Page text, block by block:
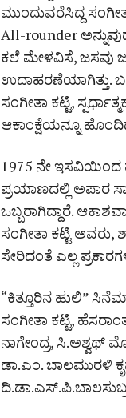
ಮುಂದುವರೆಸಿದ್ದ
All-rounder
ಕಲೆ ಮೇಳವಿಸೆ, ಜಸವು
ಉದಾಹರಣೆಯಾಗಿತ್ತು.
ಸಂಗೀತಾ ಕಟ್ಟಿ,
ಆಕಾಂಕ್ಷೆಯನ್ನೂ
1975 ನೇ ಇಸವಿಯಿಂದ
ಪ್ರಯಾಣದಲ್ಲಿ ಅಪಾರ
ಒಬ್ಬರಾಗಿದ್ದಾರೆ.
ಸಂಗೀತಾ ಕಟ್ಟಿ ಅವರು,
ಸೇರಿದಂತೆ ಎಲ್ಲ
“ಕಿತ್ತೂರಿನ ಹುಲಿ”
ಸಂಗೀತಾ ಕಟ್ಟಿ,
ನಾಗೇಂದ್ರ, ಸಿ.ಅಶ್ವಥ್
ಡಾ.ಎಂ. ಬಾಲಮುರಳಿ